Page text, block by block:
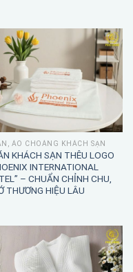
ÁO CHOÀNG KHÁCH SẠN
KHÁCH SẠN THÊU LOGO
INTERNATIONAL
– CHUẨN CHỈNH CHU,
THƯƠNG HIỆU LÂU